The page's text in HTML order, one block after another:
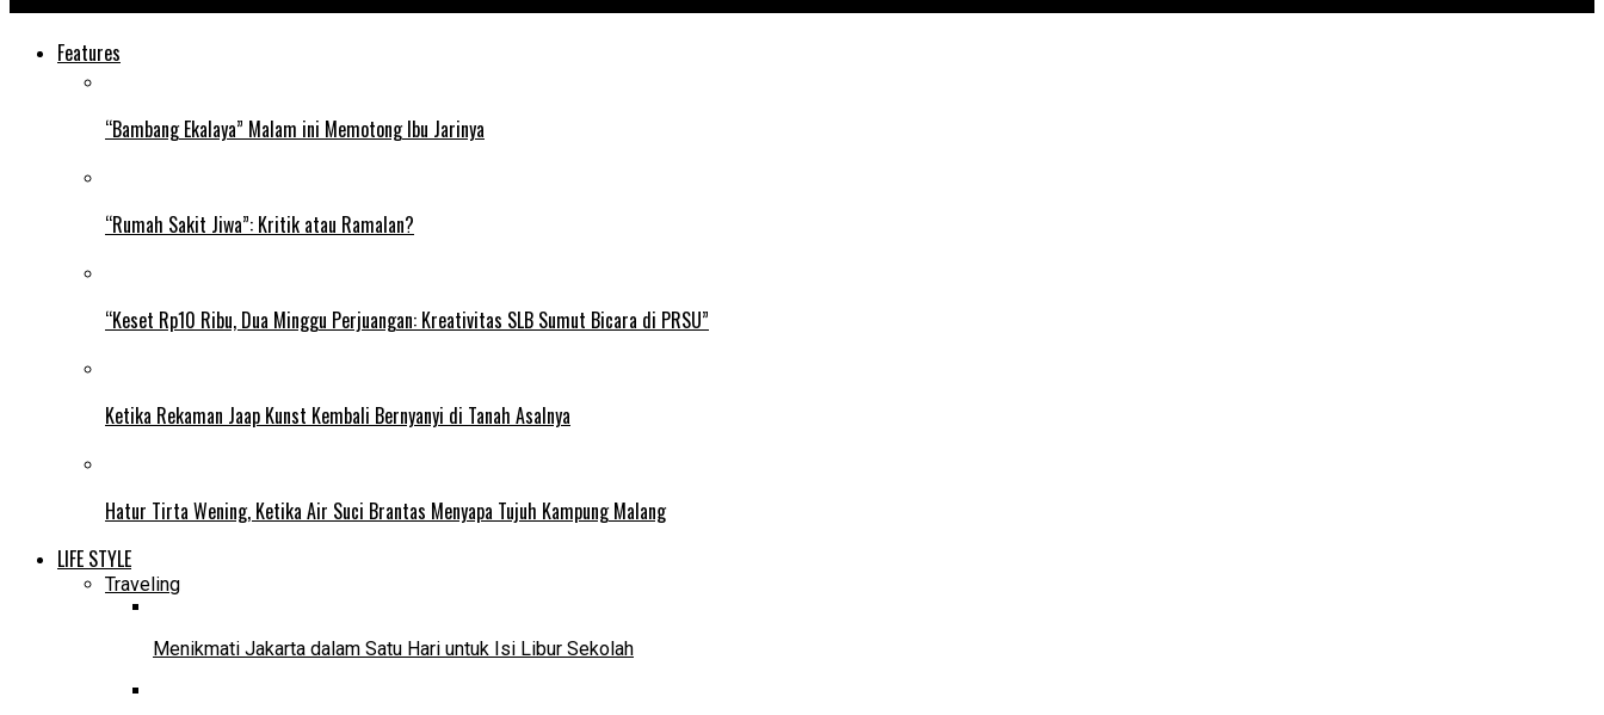
Features
“Bambang Ekalaya” Malam ini Memotong Ibu Jarinya
“Rumah Sakit Jiwa”: Kritik atau Ramalan?
“Keset Rp10 Ribu, Dua Minggu Perjuangan: Kreativitas SLB Sumut Bicara di PRSU”
Ketika Rekaman Jaap Kunst Kembali Bernyanyi di Tanah Asalnya
Hatur Tirta Wening, Ketika Air Suci Brantas Menyapa Tujuh Kampung Malang
LIFE STYLE
Traveling
Menikmati Jakarta dalam Satu Hari untuk Isi Libur Sekolah